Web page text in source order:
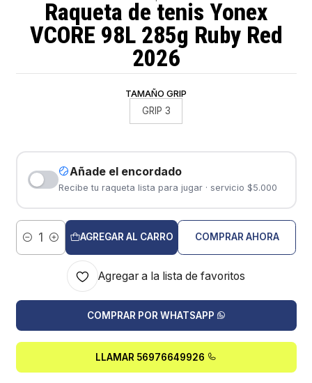
Raqueta de tenis Yonex
VCORE 98L 285g Ruby Red
2026
TAMAÑO GRIP
GRIP 3
Añade el encordado
Recibe tu raqueta lista para jugar · servicio $5.000
Cantidad
AGREGAR AL CARRO COMPRAR AHORA
Agregar a la lista de favoritos
COMPRAR POR WHATSAPP
LLAMAR 56976649926